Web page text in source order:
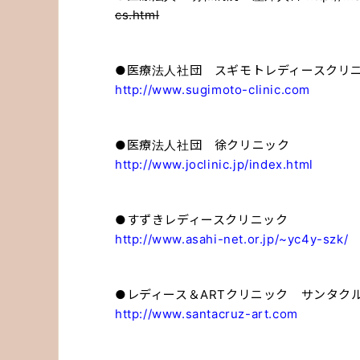
cs.html
●医療法人社団 スギモトレディースクリ
http://www.sugimoto-clinic.com
●医療法人社団 徐クリニック
http://www.joclinic.jp/index.html
●すずきレディースクリニック
http://www.asahi-net.or.jp/~yc4y-szk/
●レディース＆ARTクリニック サンタク
http://www.santacruz-art.com